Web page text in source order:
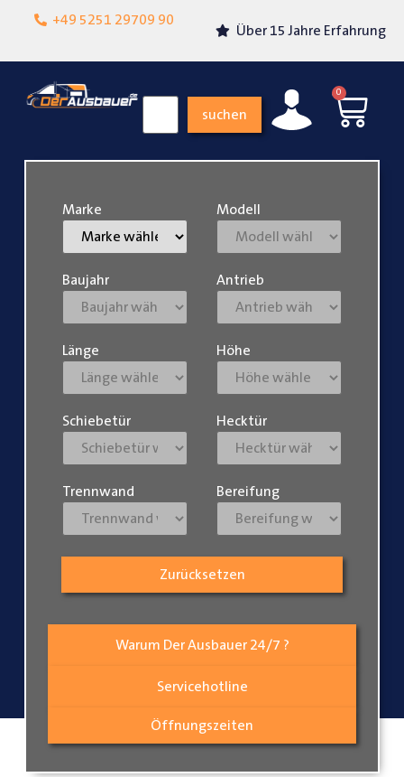
+49 5251 29709 90
Lokalgeschäft in
Über 15 Jahre Erfahrung
suchen
0
Warum Der Ausbauer 24/7 ?
Servicehotline
Öffnungszeiten
Marke Modell
Baujahr Antrieb
Länge Höhe
Schiebetür Hecktür
Trennwand Bereifung
Zurücksetzen